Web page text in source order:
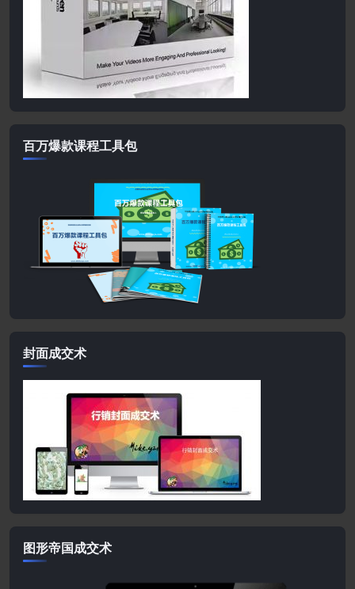
百万爆款课程工具包
封面成交术
图形帝国成交术